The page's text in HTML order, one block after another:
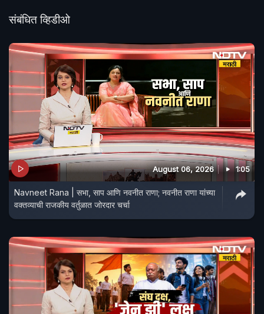
संबंधित व्हिडीओ
August 06, 2026 1:05
Navneet Rana | सभा, साप आणि नवनीत राणा; नवनीत राणा यांच्या
वक्तव्याची राजकीय वर्तुळात जोरदार चर्चा